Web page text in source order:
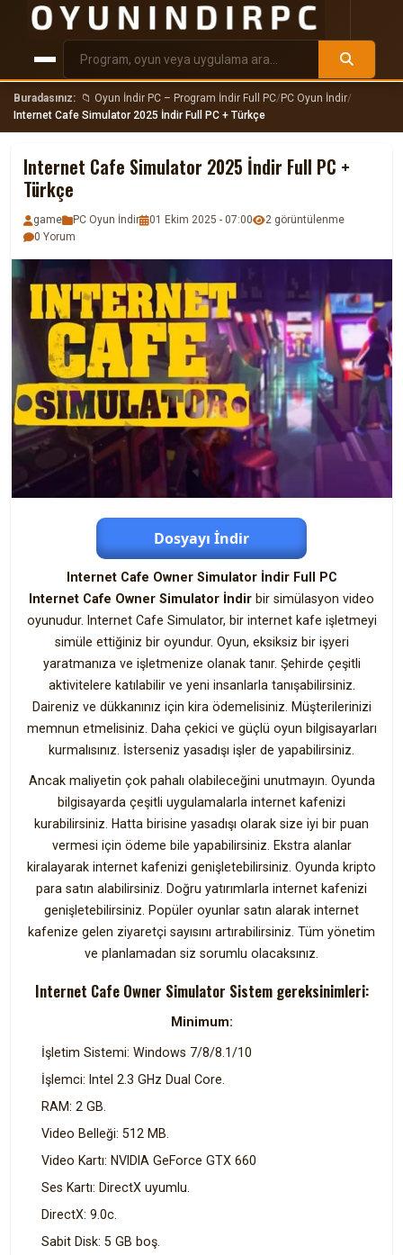
Buradasınız: 📁 Oyun İndir PC – Program İndir Full PC/PC Oyun İndir/
Internet Cafe Simulator 2025 İndir Full PC + Türkçe
Internet Cafe Simulator 2025 İndir Full PC +
Türkçe
game PC Oyun İndir 01 Ekim 2025 - 07:00
2 görüntülenme
0 Yorum
Dosyayı İndir
Internet Cafe Owner Simulator İndir Full PC
Internet Cafe Owner Simulator İndir bir simülasyon video
oyunudur. Internet Cafe Simulator, bir internet kafe işletmeyi
simüle ettiğiniz bir oyundur. Oyun, eksiksiz bir işyeri
yaratmanıza ve işletmenize olanak tanır. Şehirde çeşitli
aktivitelere katılabilir ve yeni insanlarla tanışabilirsiniz.
Daireniz ve dükkanınız için kira ödemelisiniz. Müşterilerinizi
memnun etmelisiniz. Daha çekici ve güçlü oyun bilgisayarları
kurmalısınız. İsterseniz yasadışı işler de yapabilirsiniz.
Ancak maliyetin çok pahalı olabileceğini unutmayın. Oyunda
bilgisayarda çeşitli uygulamalarla internet kafenizi
kurabilirsiniz. Hatta birisine yasadışı olarak size iyi bir puan
vermesi için ödeme bile yapabilirsiniz. Ekstra alanlar
kiralayarak internet kafenizi genişletebilirsiniz. Oyunda kripto
para satın alabilirsiniz. Doğru yatırımlarla internet kafenizi
genişletebilirsiniz. Popüler oyunlar satın alarak internet
kafenize gelen ziyaretçi sayısını artırabilirsiniz. Tüm yönetim
ve planlamadan siz sorumlu olacaksınız.
Internet Cafe Owner Simulator Sistem gereksinimleri:
Minimum:
İşletim Sistemi: Windows 7/8/8.1/10
İşlemci: Intel 2.3 GHz Dual Core.
RAM: 2 GB.
Video Belleği: 512 MB.
Video Kartı: NVIDIA GeForce GTX 660
Ses Kartı: DirectX uyumlu.
DirectX: 9.0c.
Sabit Disk: 5 GB boş.